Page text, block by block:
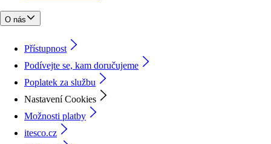
O nás
Přístupnost
Podívejte se, kam doručujeme
Poplatek za službu
Nastavení Cookies
Možnosti platby
itesco.cz